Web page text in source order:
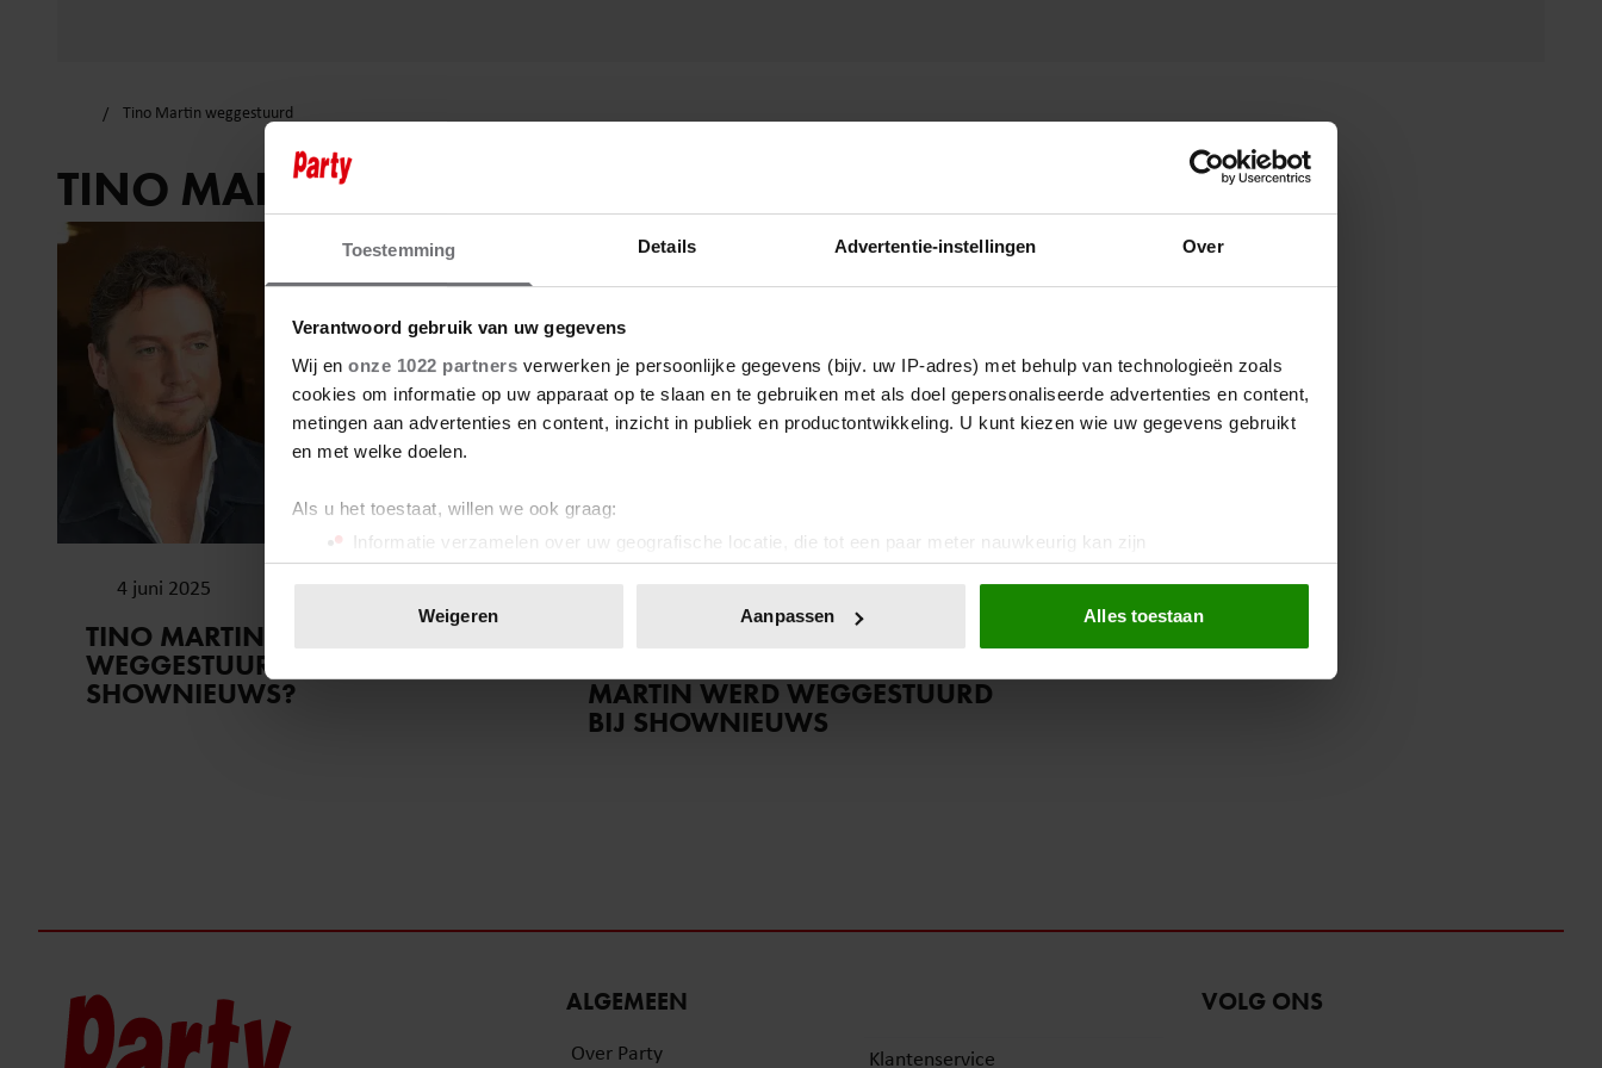
Toestemming Details Advertentie-instellingen Over
Verantwoord gebruik van uw gegevens
Wij en onze 1022 partners verwerken je persoonlijke gegevens (bijv. uw IP-adres) met behulp van technologieën zoals
cookies om informatie op uw apparaat op te slaan en te gebruiken met als doel gepersonaliseerde advertenties en content,
metingen aan advertenties en content, inzicht in publiek en productontwikkeling. U kunt kiezen wie uw gegevens gebruikt
en met welke doelen.
Als u het toestaat, willen we ook graag:
Informatie verzamelen over uw geografische locatie, die tot een paar meter nauwkeurig kan zijn
Uw apparaat identificeren door het actief te scannen op specifieke eigenschappen (fingerprinting)
toestemming op elk moment wijzigen of intrekken in de Cookieverklaring.
We gebruiken cookies om content en advertenties te personaliseren, om functies voor social media te bieden en om ons
websiteverkeer te analyseren. Ook delen we informatie over uw gebruik van onze site met onze partners voor social
Weigeren Aanpassen Alles toestaan
Tino Martin weggestuurd
TINO MARTIN WEGGESTUURD
4 juni 2025
TINO MARTIN TOCH NIET
WEGGESTUURD BIJ
SHOWNIEUWS?
PRESENTATOR MANUEL
MARTIN WERD WEGGESTUURD
BIJ SHOWNIEUWS
ALGEMEEN
Over Party Klantenservice
VOLG ONS